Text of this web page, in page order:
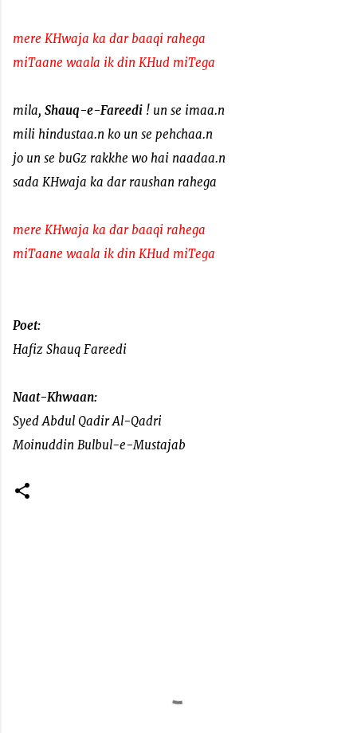
mere KHwaja ka dar baaqi rahega
miTaane waala ik din KHud miTega
mila, Shauq-e-Fareedi ! un se imaa.n
mili hindustaa.n ko un se pehchaa.n
jo un se buGz rakkhe wo hai naadaa.n
sada KHwaja ka dar raushan rahega
mere KHwaja ka dar baaqi rahega
miTaane waala ik din KHud miTega
Poet:
Hafiz Shauq Fareedi
Naat-Khwaan:
Syed Abdul Qadir Al-Qadri
Moinuddin Bulbul-e-Mustajab